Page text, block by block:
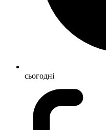
сьогодні